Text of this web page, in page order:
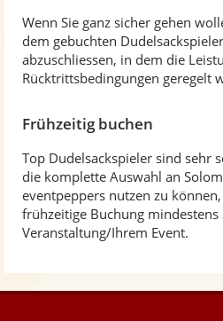
Wenn Sie ganz sicher gehen
dem gebuchten
abzuschliessen, in dem die
Rücktrittsbedingungen geregelt
Frühzeitig buchen
Top Dudelsackspieler sind sehr
die komplette Auswahl an
eventpeppers nutzen zu
frühzeitige Buchung
Veranstaltung/Ihrem Event.